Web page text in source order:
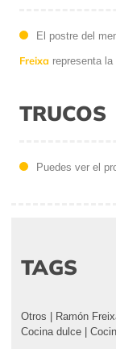
El postre del
Freixa representa la
TRUCOS
Puedes ver el
TAGS
Otros Ramón
Cocina dulce